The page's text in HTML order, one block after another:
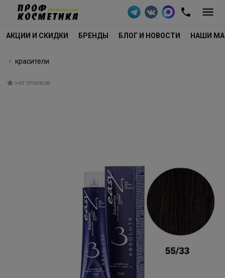
АКЦИИ И СКИДКИ БРЕНДЫ БЛОГ И НОВОСТИ НАШИ
красители
нет отзывов